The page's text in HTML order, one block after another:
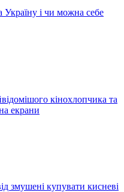
Україну і чи можна себе
кінохлопчика та
екрани
змушені купувати кисневі